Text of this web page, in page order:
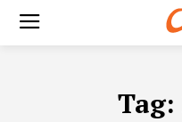
Tag: